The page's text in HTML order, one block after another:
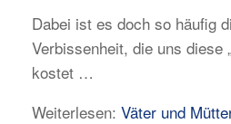
Dabei ist es doch so häufig
Verbissenheit, die uns diese
kostet …
Weiterlesen: Väter und